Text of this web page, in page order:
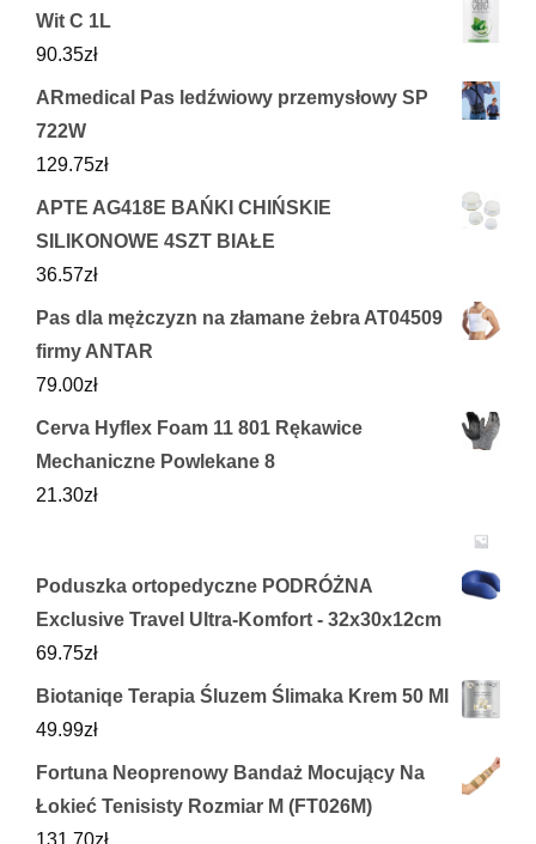
Wit C 1L
90.35zł
ARmedical Pas ledźwiowy przemysłowy SP
722W
129.75zł
APTE AG418E BAŃKI CHIŃSKIE
SILIKONOWE 4SZT BIAŁE
36.57zł
Pas dla mężczyzn na złamane żebra AT04509
firmy ANTAR
79.00zł
Cerva Hyflex Foam 11 801 Rękawice
Mechaniczne Powlekane 8
21.30zł
Poduszka ortopedyczne PODRÓŻNA
Exclusive Travel Ultra-Komfort - 32x30x12cm
69.75zł
Biotaniqe Terapia Śluzem Ślimaka Krem 50 Ml
49.99zł
Fortuna Neoprenowy Bandaż Mocujący Na
Łokieć Tenisisty Rozmiar M (FT026M)